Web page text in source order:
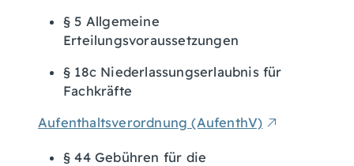
§ 5 Allgemeine
Erteilungsvoraussetzungen
§ 18c Niederlassungserlaubnis für
Fachkräfte
Aufenthaltsverordnung (AufenthV)
§ 44Gebühren für die